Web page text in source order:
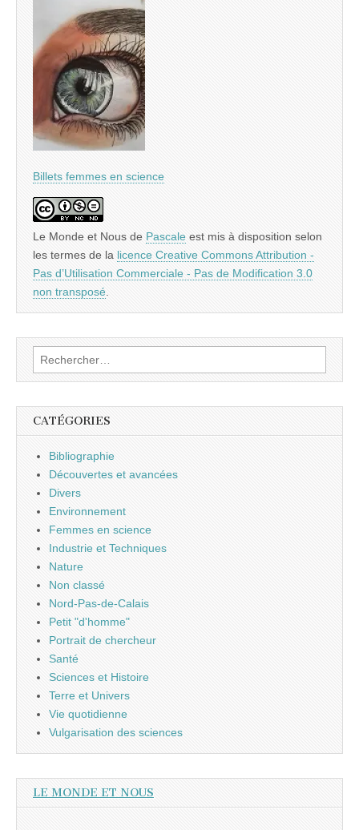
Billets femmes en science
Le Monde et Nous de Pascale est mis à disposition selon
les termes de la licence Creative Commons Attribution -
Pas d’Utilisation Commerciale - Pas de Modification 3.0
non transposé
Rechercher :
CATÉGORIES
Bibliographie
Découvertes et avancées
Divers
Environnement
Femmes en science
Industrie et Techniques
Nature
Non classé
Nord-Pas-de-Calais
Petit "d'homme"
Portrait de chercheur
Santé
Sciences et Histoire
Terre et Univers
Vie quotidienne
Vulgarisation des sciences
LE MONDE ET NOUS